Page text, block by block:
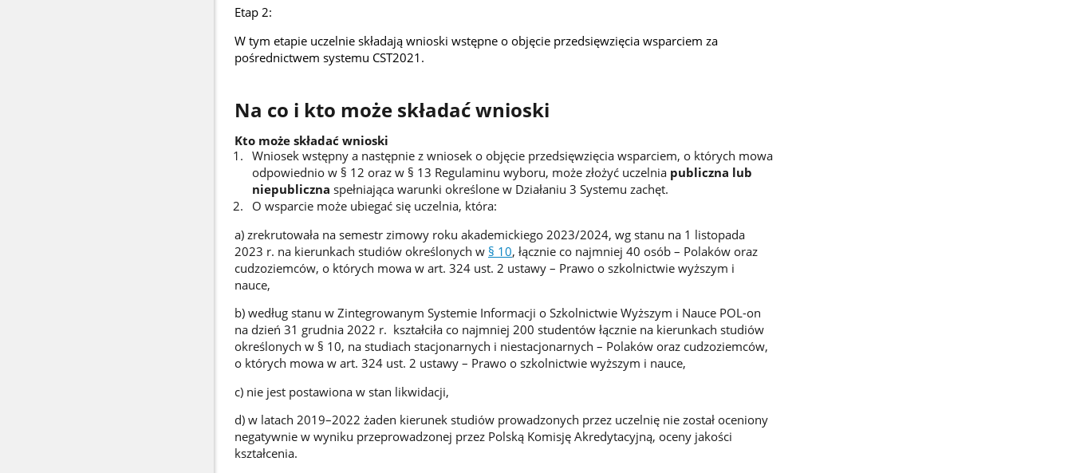
Etap 2:
W tym etapie uczelnie składają wnioski wstępne o objęcie przedsięwzięcia wsparciem za
pośrednictwem systemu CST2021.
Na co i kto może składać wnioski
Kto może składać wnioski
Wniosek wstępny a następnie z wniosek o objęcie przedsięwzięcia wsparciem, o których mowa
odpowiednio w § 12 oraz w § 13 Regulaminu wyboru, może złożyć uczelniapubliczna lub
niepubliczna spełniająca warunki określone w Działaniu 3 Systemu zachęt.
O wsparcie może ubiegać się uczelnia, która:
a) zrekrutowała na semestr zimowy roku akademickiego 2023/2024, wg stanu na 1 listopada
2023 r. na kierunkach studiów określonych w § 10, łącznie co najmniej 40 osób – Polaków oraz
cudzoziemców, o których mowa w art. 324 ust. 2 ustawy – Prawo o szkolnictwie wyższym i
nauce,
b) według stanu w Zintegrowanym Systemie Informacji o Szkolnictwie Wyższym i Nauce POL-on
na dzień 31 grudnia 2022 r. kształciła co najmniej 200 studentów łącznie na kierunkach studiów
określonych w § 10, na studiach stacjonarnych i niestacjonarnych – Polaków oraz cudzoziemców,
o których mowa w art. 324 ust. 2 ustawy – Prawo o szkolnictwie wyższym i nauce,
c) nie jest postawiona w stan likwidacji,
d) w latach 2019–2022 żaden kierunek studiów prowadzonych przez uczelnię nie został oceniony
negatywnie w wyniku przeprowadzonej przez Polską Komisję Akredytacyjną, oceny jakości
kształcenia.